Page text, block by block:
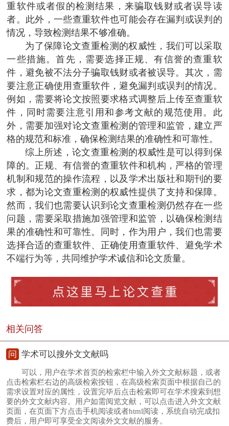
重软件或者假的检测结果，来骗取钱财或者误导读
者。此外，一些查重软件也可能会存在漏判或误判的
情况，导致检测结果不够准确。
为了保障论文查重检测的权威性，我们可以采取
一些措施。首先，需要选择正规、有信誉的查重软
件，避免被不法分子骗取钱财或者被误导。其次，需
要注意正确使用查重软件，避免漏判或误判的情况。
例如，需要将论文按照要求格式调整后上传至查重软
件，同时需要注意引用和参考文献的规范使用。此
外，需要加强对论文查重检测的管理和监管，建立严
格的规范和标准，确保检测结果的准确性和可靠性。
综上所述，论文查重检测的权威性是可以得到保
障的。正规、有信誉的查重软件和机构，严格的管理
机制和规范的操作流程，以及学术出版社和期刊的要
求，都为论文查重检测的权威性提供了支持和保障。
然而，我们也需要认识到论文查重检测仍然存在一些
问题，需要采取措施加强管理和监管，以确保检测结
果的准确性和可靠性。同时，作为用户，我们也需要
选择合适的查重软件、正确使用查重软件、避免学术
不端行为等，共同维护学术诚信和论文质量。
相关问答
问 学术可以搜外文文献吗
可以，用户在学术首页的检索栏中输入外文文献标题，或者
点击检索栏右边的高级检索按钮，在高级检索页面中根据自己的
需求设置对应的属性，设置完毕后点击检索即可在学术搜索到想
要的外文文献内容。用户如需阅览文献，可以点击进入外文文献
页面，在页面下方点击手机阅读或者html阅读，系统自动完成扣
费后，用户即可享受全文阅读外文文献的服务。